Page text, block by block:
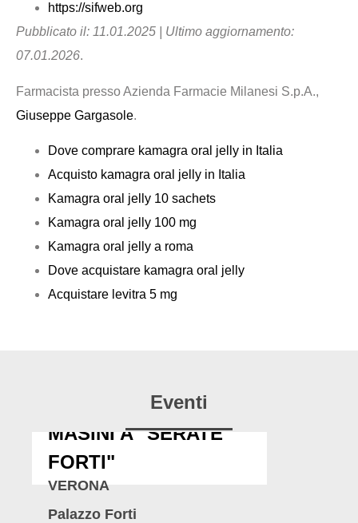
https://sifweb.org
Pubblicato il: 11.01.2025 | Ultimo aggiornamento:
07.01.2026.
Farmacista presso Azienda Farmacie Milanesi S.p.A.,
Giuseppe Gargasole.
Dove comprare kamagra oral jelly in Italia
Acquisto kamagra oral jelly in Italia
Kamagra oral jelly 10 sachets
Kamagra oral jelly 100 mg
Kamagra oral jelly a roma
Dove acquistare kamagra oral jelly
Acquistare levitra 5 mg
Eventi
MASINI A "SERATE
FORTI"
VERONA
Palazzo Forti